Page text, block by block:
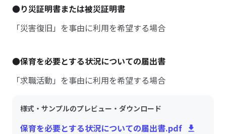
●り災証明書または被災証明書
「災害復旧」を事由に利用を希望する場合
●保育を必要とする状況についての届出書
「求職活動」を事由に利用を希望する場合
様式・サンプルのプレビュー・ダウンロード
保育を必要とする状況についての届出書.pdf